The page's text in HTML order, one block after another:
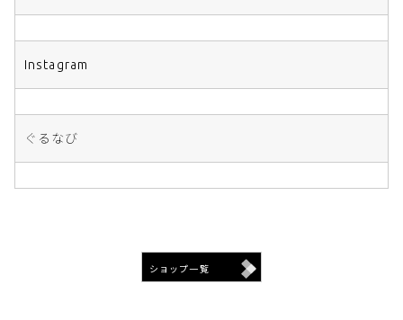
Instagram
ぐるなび
ショップ一覧